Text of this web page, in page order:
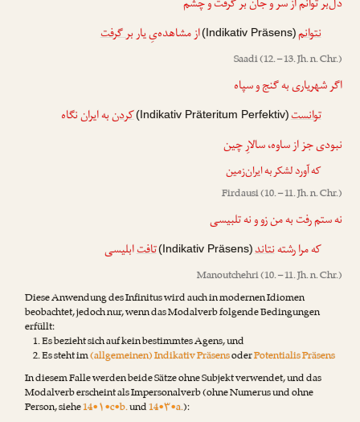
دل‌بر توانم از سر و جان بر گرفت و چشم
نتوانم(Indikativ Präsens)از مشاهده‌یِ یاربر گرفت
Saadi(12. – 13. Jh. n. Chr.)
اگر شهریاری به گنج و سپاه
توانست(Indikativ Präteritum Perfektiv)کردنبه ایران نگاه
نبودی جز از ساوه، سالارِ چین
که آورد لشکر به ایران‌زمین
Firdausi(10. – 11. Jh. n. Chr.)
نه ستم رفت به من زو و نه تلبیسی
که مرا رشتهنتاند(Indikativ Präsens)تافتابلیسی
Manoutchehri(10. – 11. Jh. n. Chr.)
Diese Anwendung des Infinitus wird auch in modernen Idiomen
beobachtet, jedoch nur, wenn das Modalverb folgende Bedingungen
erfüllt:
Es bezieht sich auf kein bestimmtes Agens, und
Es steht im(allgemeinen) Indikativ PräsensoderPotentialis Präsens
In diesem Falle werden beide Sätze ohne Subjekt verwendet, und das
Modalverb erscheint als Impersonalverb (ohne Numerus und ohne
Person, siehe14•۱•c•b.und14•۳•a.):